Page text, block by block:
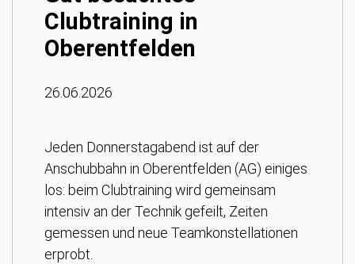
Clubtraining in
Oberentfelden
26.06.2026
Jeden Donnerstagabend ist auf der
Anschubbahn in Oberentfelden (AG) einiges
los: beim Clubtraining wird gemeinsam
intensiv an der Technik gefeilt, Zeiten
gemessen und neue Teamkonstellationen
erprobt.